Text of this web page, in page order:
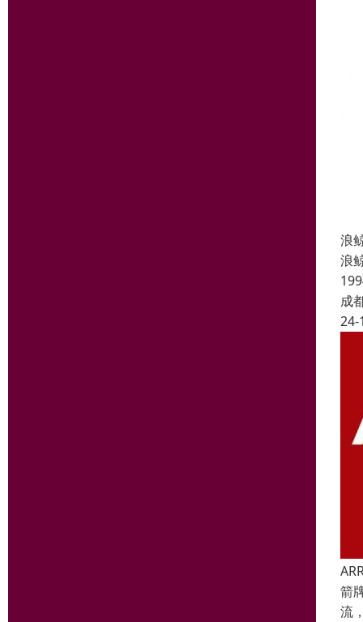
浪
浪
成
24-
箭
流